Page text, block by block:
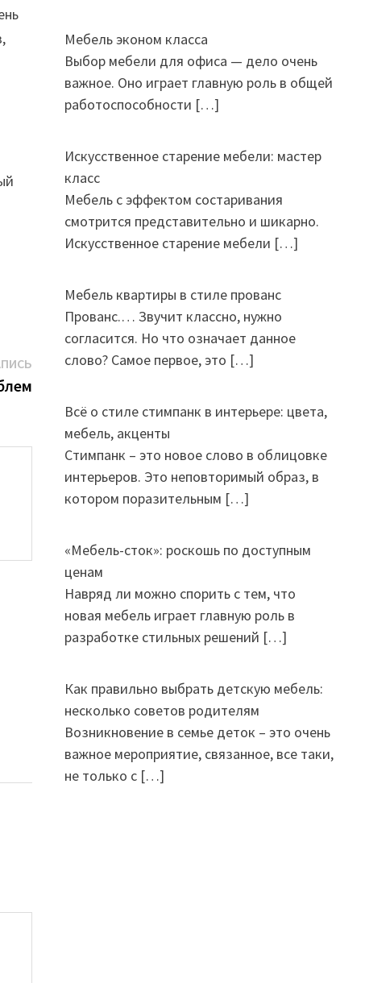
Следующая
запись:
Мебель эконом класса
Выбор мебели для офиса — дело очень
важное. Оно играет главную роль в общей
работоспособности […]
Искусственное старение мебели: мастер
класс
Мебель с эффектом состаривания
смотрится представительно и шикарно.
Искусственное старение мебели […]
Мебель квартиры в стиле прованс
Прованс.… Звучит классно, нужно
согласится. Но что означает данное
слово? Самое первое, это […]
Всё о стиле стимпанк в интерьере: цвета,
мебель, акценты
Стимпанк – это новое слово в облицовке
интерьеров. Это неповторимый образ, в
котором поразительным […]
«Мебель-сток»: роскошь по доступным
ценам
Навряд ли можно спорить с тем, что
новая мебель играет главную роль в
разработке стильных решений […]
Как правильно выбрать детскую мебель:
несколько советов родителям
Возникновение в семье деток – это очень
важное мероприятие, связанное, все таки,
не только с […]